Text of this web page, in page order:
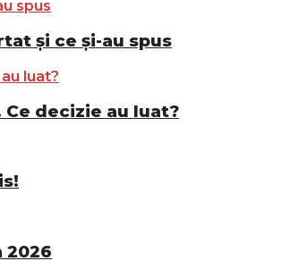
și ce și-au spus
decizie au luat?
2026